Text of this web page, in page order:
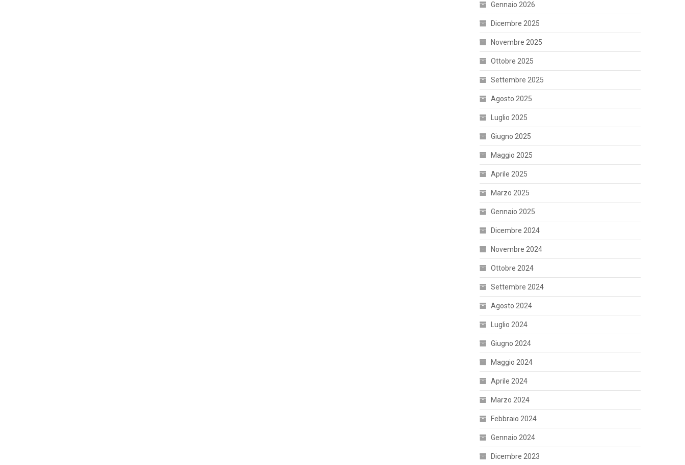
Gennaio 2026
Dicembre 2025
Novembre 2025
Ottobre 2025
Settembre 2025
Agosto 2025
Luglio 2025
Giugno 2025
Maggio 2025
Aprile 2025
Marzo 2025
Gennaio 2025
Dicembre 2024
Novembre 2024
Ottobre 2024
Settembre 2024
Agosto 2024
Luglio 2024
Giugno 2024
Maggio 2024
Aprile 2024
Marzo 2024
Febbraio 2024
Gennaio 2024
Dicembre 2023